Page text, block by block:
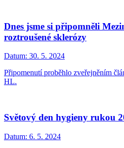
Dnes jsme si připomněli
roztroušené sklerózy
Datum: 30. 5. 2024
Připomenutí proběhlo zveřejněním
HL.
Světový den hygieny rukou
Datum: 6. 5. 2024